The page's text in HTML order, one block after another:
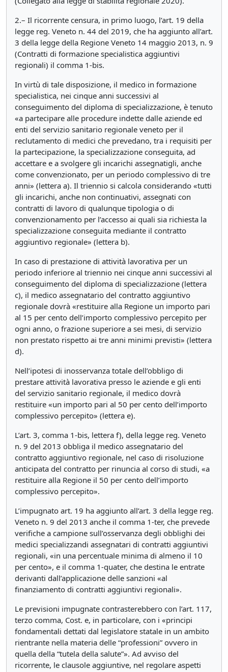
2.– Il ricorrente censura, in primo luogo, l’art. 19 della
legge reg. Veneto n. 44 del 2019, che ha aggiunto all’art.
3 della legge della Regione Veneto 14 maggio 2013, n. 9
(Contratti di formazione specialistica aggiuntivi
regionali) il comma 1-bis.
In virtù di tale disposizione, il medico in formazione
specialistica, nei cinque anni successivi al
conseguimento del diploma di specializzazione, è tenuto
«a partecipare alle procedure indette dalle aziende ed
enti del servizio sanitario regionale veneto per il
reclutamento di medici che prevedano, tra i requisiti per
la partecipazione, la specializzazione conseguita, ad
accettare e a svolgere gli incarichi assegnatigli, anche
come convenzionato, per un periodo complessivo di tre
anni» (lettera a). Il triennio si calcola considerando «tutti
gli incarichi, anche non continuativi, assegnati con
contratti di lavoro di qualunque tipologia o di
convenzionamento per l’accesso ai quali sia richiesta la
specializzazione conseguita mediante il contratto
aggiuntivo regionale» (lettera b).
In caso di prestazione di attività lavorativa per un
periodo inferiore al triennio nei cinque anni successivi al
conseguimento del diploma di specializzazione (lettera
c), il medico assegnatario del contratto aggiuntivo
regionale dovrà «restituire alla Regione un importo pari
al 15 per cento dell’importo complessivo percepito per
ogni anno, o frazione superiore a sei mesi, di servizio
non prestato rispetto ai tre anni minimi previsti» (lettera
d).
Nell’ipotesi di inosservanza totale dell’obbligo di
prestare attività lavorativa presso le aziende e gli enti
del servizio sanitario regionale, il medico dovrà
restituire «un importo pari al 50 per cento dell’importo
complessivo percepito» (lettera e).
L’art. 3, comma 1-bis, lettera f), della legge reg. Veneto
n. 9 del 2013 obbliga il medico assegnatario del
contratto aggiuntivo regionale, nel caso di risoluzione
anticipata del contratto per rinuncia al corso di studi, «a
restituire alla Regione il 50 per cento dell’importo
complessivo percepito».
L’impugnato art. 19 ha aggiunto all’art. 3 della legge reg.
Veneto n. 9 del 2013 anche il comma 1-ter, che prevede
verifiche a campione sull’osservanza degli obblighi dei
medici specializzandi assegnatari di contratti aggiuntivi
regionali, «in una percentuale minima di almeno il 10
per cento», e il comma 1-quater, che destina le entrate
derivanti dall’applicazione delle sanzioni «al
finanziamento di contratti aggiuntivi regionali».
Le previsioni impugnate contrasterebbero con l’art. 117,
terzo comma, Cost. e, in particolare, con i «principi
fondamentali dettati dal legislatore statale in un ambito
rientrante nella materia delle “professioni” ovvero in
quella della “tutela della salute”». Ad avviso del
ricorrente, le clausole aggiuntive, nel regolare aspetti